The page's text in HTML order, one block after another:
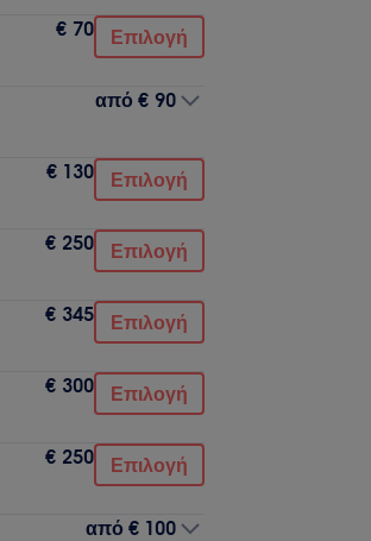
€ 70 Επιλογή
από € 90
€ 130 Επιλογή
€ 250 Επιλογή
€ 345 Επιλογή
€ 300 Επιλογή
€ 250 Επιλογή
από € 100